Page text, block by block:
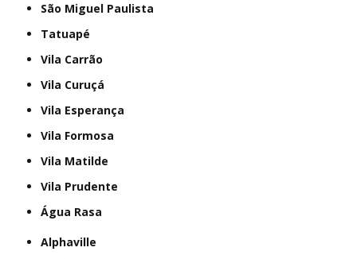
São Miguel Paulista
Tatuapé
Vila Carrão
Vila Curuçá
Vila Esperança
Vila Formosa
Vila Matilde
Vila Prudente
Água Rasa
Alphaville